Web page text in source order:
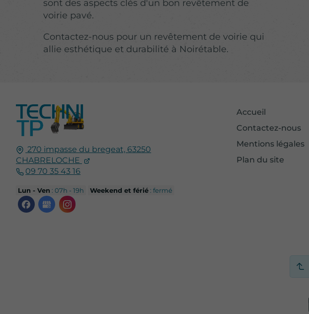
sont des aspects clés d'un bon revêtement de
voirie pavé.
Contactez-nous pour un revêtement de voirie qui
allie esthétique et durabilité à Noirétable.
270 impasse du bregeat, 63250
CHABRELOCHE
09 70 35 43 16
Lun - Ven : 07h - 19h Weekend et férié : fermé
Accueil
Contactez-nous
Mentions légales
Plan du site